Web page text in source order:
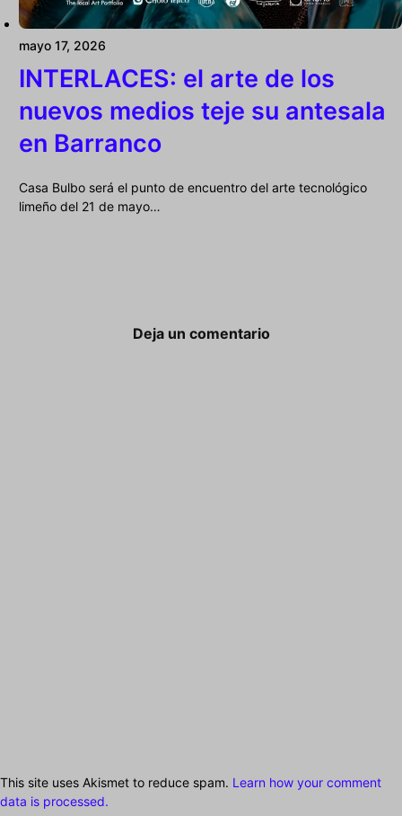
mayo 17, 2026
INTERLACES: el arte de los
nuevos medios teje su antesala
en Barranco
Casa Bulbo será el punto de encuentro del arte tecnológico
limeño del 21 de mayo…
Deja un comentario
This site uses Akismet to reduce spam. Learn how your comment
data is processed.